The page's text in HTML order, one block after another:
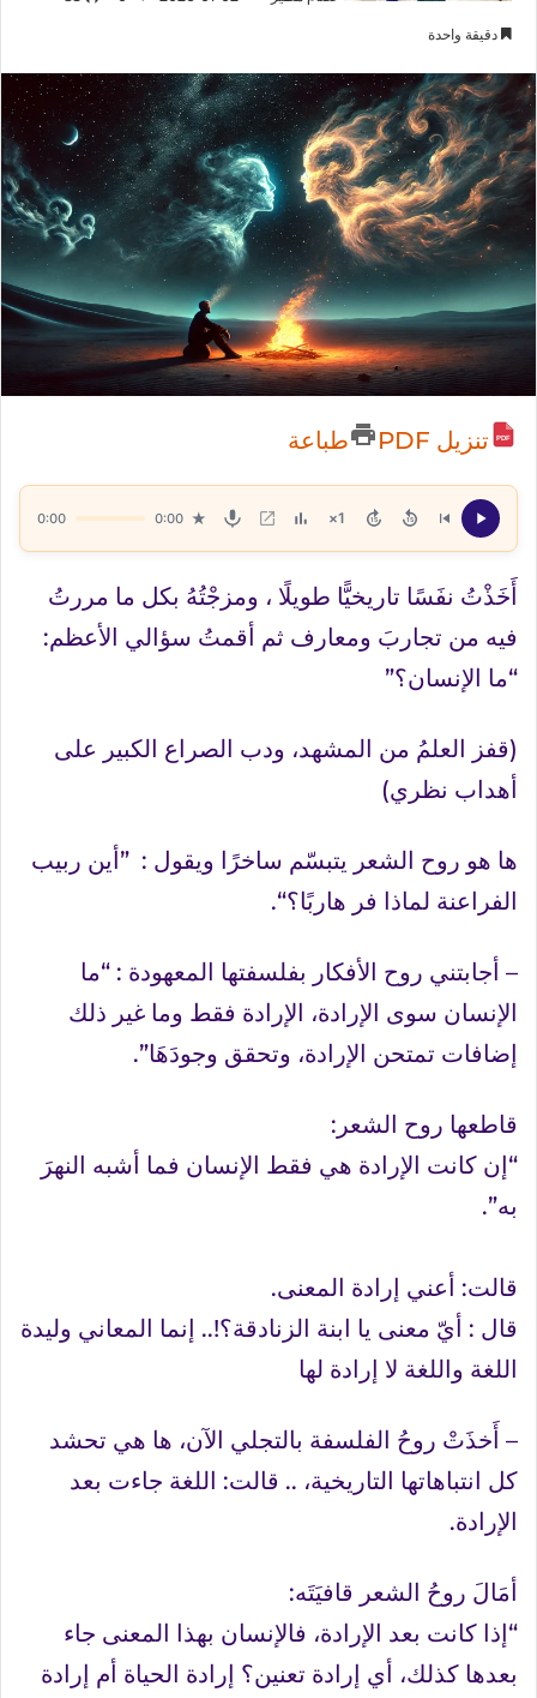
دقيقة واحدة
تنزيل PDF طباعة
0:00
0:00 15
15
1×
★
أَخَذْتُ نفَسًا تاريخيًّا طويلًا ، ومزجْتُهُ بكل ما مررتُ
فيه من تجاربَ ومعارف ثم أقمتُ سؤالي الأعظم:
“ما الإنسان؟”
(قفز العلمُ من المشهد، ودب الصراع الكبير على
أهداب نظري)
ها هو روح الشعر يتبسّم ساخرًا ويقول : ”أين ربيب
الفراعنة لماذا فر هاربًا؟“.
– أجابتني روح الأفكار بفلسفتها المعهودة : “ما
الإنسان سوى الإرادة، الإرادة فقط وما غير ذلك
إضافات تمتحن الإرادة، وتحقق وجودَهَا”.
قاطعها روح الشعر:
“إن كانت الإرادة هي فقط الإنسان فما أشبه النهرَ
به”.
قالت: أعني إرادة المعنى.
قال : أيّ معنى يا ابنة الزنادقة؟!.. إنما المعاني وليدة
اللغة واللغة لا إرادة لها
– أَخذَتْ روحُ الفلسفة بالتجلي الآن، ها هي تحشد
كل انتباهاتها التاريخية، .. قالت: اللغة جاءت بعد
الإرادة.
أمَالَ روحُ الشعر قافيَتَه:
“إذا كانت بعد الإرادة، فالإنسان بهذا المعنى جاء
بعدها كذلك، أي إرادة تعنين؟ إرادة الحياة أم إرادة